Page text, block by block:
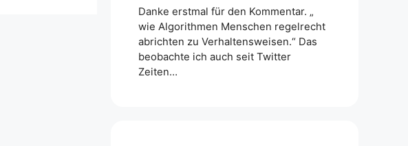
Danke erstmal für den Kommentar. „
wie Algorithmen Menschen regelrecht
abrichten zu Verhaltensweisen.“ Das
beobachte ich auch seit Twitter
Zeiten…